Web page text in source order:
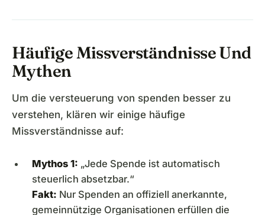
Häufige Missverständnisse Und
Mythen
Um die versteuerung von spenden besser zu
verstehen, klären wir einige häufige
Missverständnisse auf:
Mythos 1: „Jede Spende ist automatisch
steuerlich absetzbar.“
Fakt: Nur Spenden an offiziell anerkannte,
gemeinnützige Organisationen erfüllen die